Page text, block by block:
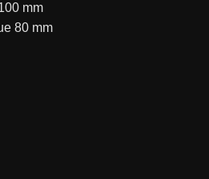
100 mm
80 mm